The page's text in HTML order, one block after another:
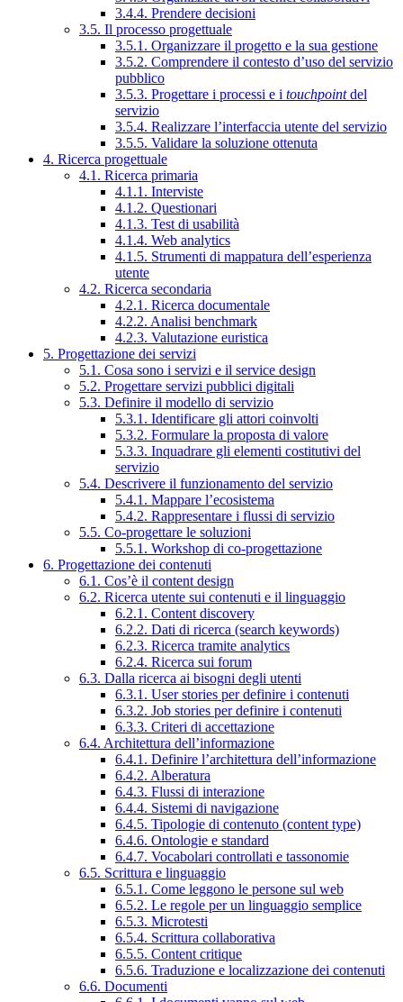
3.4.4. Prendere decisioni
3.5. Il processo progettuale
3.5.1. Organizzare il progetto e la sua gestione
3.5.2. Comprendere il contesto d’uso del servizio
pubblico
3.5.3. Progettare i processi e i touchpointdel
servizio
3.5.4. Realizzare l’interfaccia utente del servizio
3.5.5. Validare la soluzione ottenuta
4. Ricerca progettuale
4.1. Ricerca primaria
4.1.1. Interviste
4.1.2. Questionari
4.1.3. Test di usabilità
4.1.4. Web analytics
4.1.5. Strumenti di mappatura dell’esperienza
utente
4.2. Ricerca secondaria
4.2.1. Ricerca documentale
4.2.2. Analisi benchmark
4.2.3. Valutazione euristica
5. Progettazione dei servizi
5.1. Cosa sono i servizi e il service design
5.2. Progettare servizi pubblici digitali
5.3. Definire il modello di servizio
5.3.1. Identificare gli attori coinvolti
5.3.2. Formulare la proposta di valore
5.3.3. Inquadrare gli elementi costitutivi del
servizio
5.4. Descrivere il funzionamento del servizio
5.4.1. Mappare l’ecosistema
5.4.2. Rappresentare i flussi di servizio
5.5. Co-progettare le soluzioni
5.5.1. Workshop di co-progettazione
6. Progettazione dei contenuti
6.1. Cos’è il content design
6.2. Ricerca utente sui contenuti e il linguaggio
6.2.1. Content discovery
6.2.2. Dati di ricerca (search keywords)
6.2.3. Ricerca tramite analytics
6.2.4. Ricerca sui forum
6.3. Dalla ricerca ai bisogni degli utenti
6.3.1. User stories per definire i contenuti
6.3.2. Job stories per definire i contenuti
6.3.3. Criteri di accettazione
6.4. Architettura dell’informazione
6.4.1. Definire l’architettura dell’informazione
6.4.2. Alberatura
6.4.3. Flussi di interazione
6.4.4. Sistemi di navigazione
6.4.5. Tipologie di contenuto (content type)
6.4.6. Ontologie e standard
6.4.7. Vocabolari controllati e tassonomie
6.5. Scrittura e linguaggio
6.5.1. Come leggono le persone sul web
6.5.2. Le regole per un linguaggio semplice
6.5.3. Microtesti
6.5.4. Scrittura collaborativa
6.5.5. Content critique
6.5.6. Traduzione e localizzazione dei contenuti
6.6. Documenti